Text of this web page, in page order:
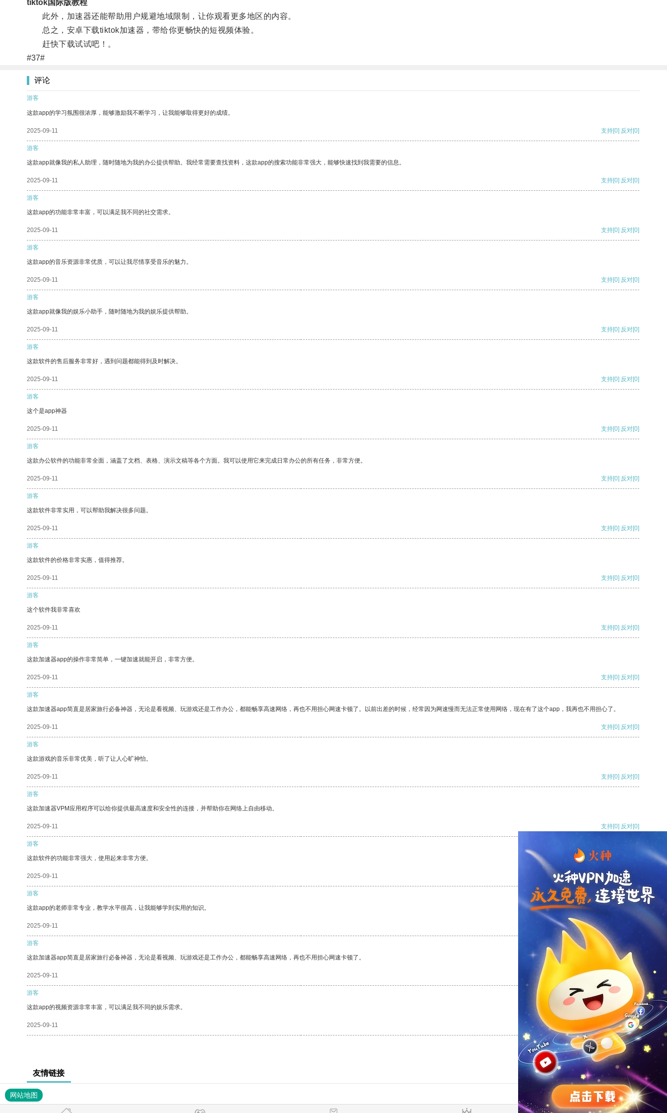
tiktok国际版教程
此外，加速器还能帮助用户规避地域限制，让你观看更多地区的内容。
总之，安卓下载tiktok加速器，带给你更畅快的短视频体验。
赶快下载试试吧！。
#37#
评论
游客
这款app的学习氛围很浓厚，能够激励我不断学习，让我能够取得更好的成绩。
2025-09-11 支持[0] 反对[0]
游客
这款app就像我的私人助理，随时随地为我的办公提供帮助。我经常需要查找资料，这款app的搜索功能非常强大，能够快速找到我需要的信息。
2025-09-11 支持[0] 反对[0]
游客
这款app的功能非常丰富，可以满足我不同的社交需求。
2025-09-11 支持[0] 反对[0]
游客
这款app的音乐资源非常优质，可以让我尽情享受音乐的魅力。
2025-09-11 支持[0] 反对[0]
游客
这款app就像我的娱乐小助手，随时随地为我的娱乐提供帮助。
2025-09-11 支持[0] 反对[0]
游客
这款软件的售后服务非常好，遇到问题都能得到及时解决。
2025-09-11 支持[0] 反对[0]
游客
这个是app神器
2025-09-11 支持[0] 反对[0]
游客
这款办公软件的功能非常全面，涵盖了文档、表格、演示文稿等各个方面。我可以使用它来完成日常办公的所有任务，非常方便。
2025-09-11 支持[0] 反对[0]
游客
这款软件非常实用，可以帮助我解决很多问题。
2025-09-11 支持[0] 反对[0]
游客
这款软件的价格非常实惠，值得推荐。
2025-09-11 支持[0] 反对[0]
游客
这个软件我非常喜欢
2025-09-11 支持[0] 反对[0]
游客
这款加速器app的操作非常简单，一键加速就能开启，非常方便。
2025-09-11 支持[0] 反对[0]
游客
这款加速器app简直是居家旅行必备神器，无论是看视频、玩游戏还是工作办公，都能畅享高速网络，再也不用担心网速卡顿了。以前出差的时候，经常因为网速慢而无法正常使用网络，现在有了这个app，我再也不用担心了。
2025-09-11 支持[0] 反对[0]
游客
这款游戏的音乐非常优美，听了让人心旷神怡。
2025-09-11 支持[0] 反对[0]
游客
这款加速器VPM应用程序可以给你提供最高速度和安全性的连接，并帮助你在网络上自由移动。
2025-09-11 支持[0] 反对[0]
游客
这款软件的功能非常强大，使用起来非常方便。
2025-09-11 支持[0] 反对
游客
这款app的老师非常专业，教学水平很高，让我能够学到实用的知识。
2025-09-11 支持
游客
这款加速器app简直是居家旅行必备神器，无论是看视频、玩游戏还是工作办公，都能畅享高速网络，再也不用担心网速卡顿了。
2025-09-11 反对 [0]
游客
这款app的视频资源非常丰富，可以满足我不同的娱乐需求。
2025-09-11 支持[0] 反对[0]
友情链接
网站地图